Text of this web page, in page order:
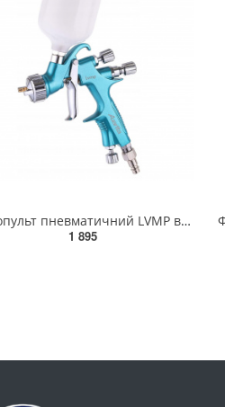
Фарбопульт пневматичний LVMP верх.пласт.бачок 250 мл, 1,2 мм AUARITA NOVA-LIGHT-1.2
1 895